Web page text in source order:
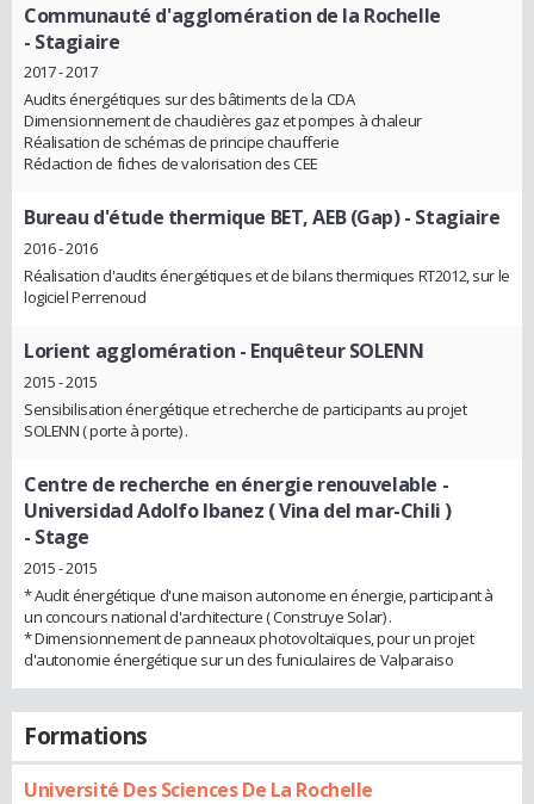
Communauté d'agglomération de la Rochelle
- Stagiaire
2017 - 2017
Audits énergétiques sur des bâtiments de la CDA
Dimensionnement de chaudières gaz et pompes à chaleur
Réalisation de schémas de principe chaufferie
Rédaction de fiches de valorisation des CEE
Bureau d'étude thermique BET, AEB (Gap)- Stagiaire
2016 - 2016
Réalisation d'audits énergétiques et de bilans thermiques RT2012, sur le
logiciel Perrenoud
Lorient agglomération - Enquêteur SOLENN
2015 - 2015
Sensibilisation énergétique et recherche de participants au projet
SOLENN ( porte à porte) .
Centre de recherche en énergie renouvelable -
Universidad Adolfo Ibanez ( Vina del mar-Chili )
- Stage
2015 - 2015
* Audit énergétique d'une maison autonome en énergie, participant à
un concours national d'architecture ( Construye Solar) .
* Dimensionnement de panneaux photovoltaïques, pour un projet
d'autonomie énergétique sur un des funiculaires de Valparaiso
Formations
Université Des Sciences De La Rochelle